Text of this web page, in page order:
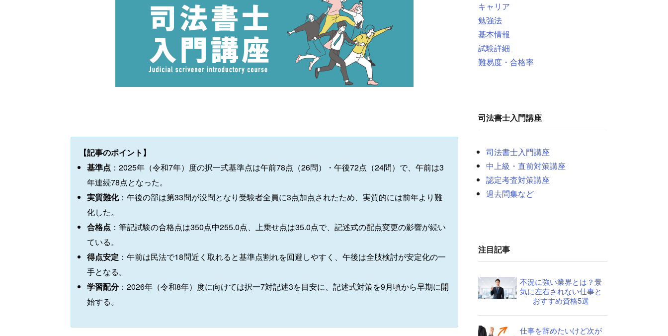
情
報
【記事のポイント】
基準点 ：2025年（令和7年）度の択一式基準点は午前78点（26問）・午後72点（24問）で、午前は3
年連続78点となった。
実質難化：午後の部は第33問が没問となり受験者全員に3点加点されたため、実質的には前年より難
化した。
合格点 ：筆記試験の合格点は350点中255.0点、上乗せ点は35.0点で、記述式の配点変更の影響が続い
ている。
得点安定 ：午前は民法で18問近く取れると基準点割れを回避しやすく、午後は全肢検討が安定化の一
手となる。
学習配分：2026年（令和8年）度に向けては択一7対記述3を目安に、記述式対策を9月頃から早期に開
始する。
キャリア
勉強法
基本情報
試験詳細
難易度・合格率
司法書士入門講座
司法書士入門講座
中上級・直前対策講座
認定考査対策講座
過去問集など
注目記事
不況に強い業界とは？景
気に左右されない仕事と
おすすめ資格5選
仕事を辞めたいけど次が